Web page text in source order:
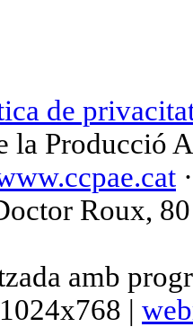
de
la Producció
Roux,
amb
|